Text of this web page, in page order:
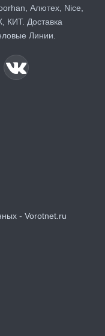
Алютех, Nice,
КИТ. Доставка
Линии.
- Vorotnet.ru